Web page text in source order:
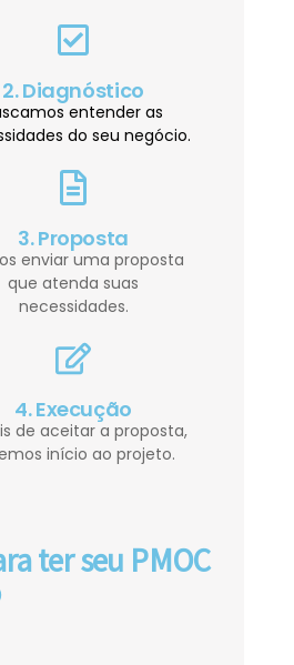
2. Diagnóstico
entender as
do seu negócio.
3. Proposta
enviar uma proposta
que atenda suas
necessidades.
4. Execução
de aceitar a proposta,
início ao projeto.
ter seu PMOC